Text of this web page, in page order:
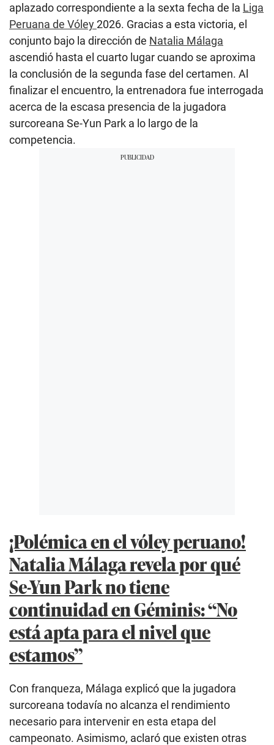
aplazado correspondiente a la sexta fecha de la Liga
Peruana de Vóley2026. Gracias a esta victoria, el
conjunto bajo la dirección de Natalia Málaga
ascendió hasta el cuarto lugar cuando se aproxima
la conclusión de la segunda fase del certamen. Al
finalizar el encuentro, la entrenadora fue interrogada
acerca de la escasa presencia de la jugadora
surcoreana Se-Yun Park a lo largo de la
competencia.
¡Polémica en el vóley peruano!
Natalia Málaga revela por qué
Se-Yun Park no tiene
continuidad en Géminis: “No
está apta para el nivel que
estamos”
Con franqueza, Málaga explicó que la jugadora
surcoreana todavía no alcanza el rendimiento
necesario para intervenir en esta etapa del
campeonato. Asimismo, aclaró que existen otras